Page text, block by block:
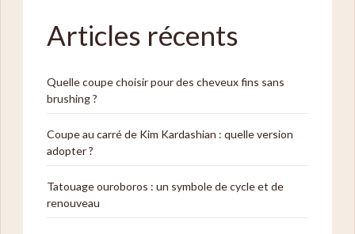
Articles récents
Quelle coupe choisir pour des cheveux fins sans
brushing ?
Coupe au carré de Kim Kardashian : quelle version
adopter ?
Tatouage ouroboros : un symbole de cycle et de
renouveau